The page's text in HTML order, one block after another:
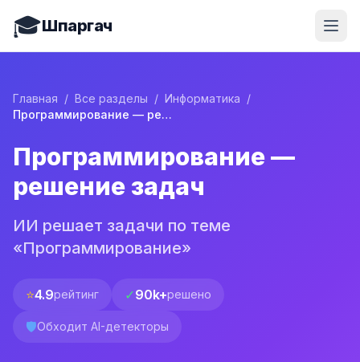
🎓Шпаргач
Главная / Все разделы / Информатика /
Программирование — решение задач
Программирование —
решение задач
ИИ решает задачи по теме
«Программирование»
⭐4.9рейтинг ✓90k+решено
🛡️Обходит AI-детекторы